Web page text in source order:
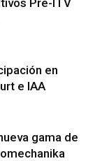
en
e IAA
gama de